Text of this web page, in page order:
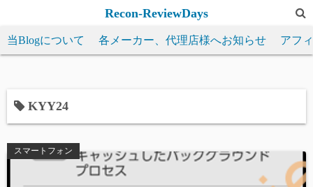
テ
ッ
Recon-ReviewDays
当Blogについて 各メーカー、代理店様へお知らせ アフ
KYY24
スマートフォン